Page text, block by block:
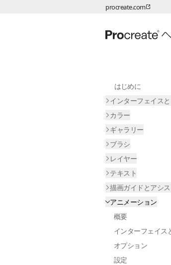
procreate.com
はじめに
インターフェイス
カラー
ギャラリー
ブラシ
レイヤー
テキスト
描画ガイドとアシス
アニメーション
概要
インターフェイス
オプション
設定